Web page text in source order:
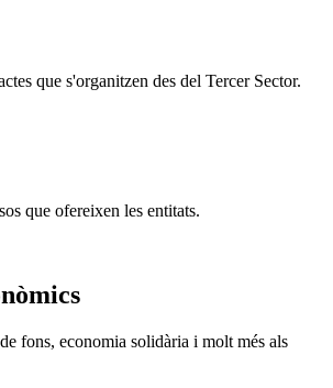
que s'organitzen des del Tercer Sector.
que ofereixen les entitats.
fons, economia solidària i molt més als